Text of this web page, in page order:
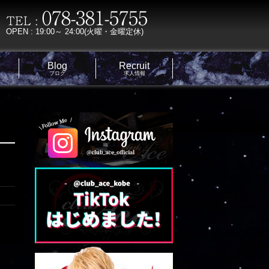
OPEN : 19:00～ 24:00(火曜・金曜定休)
Blog
ブログ
Recruit
求人情報